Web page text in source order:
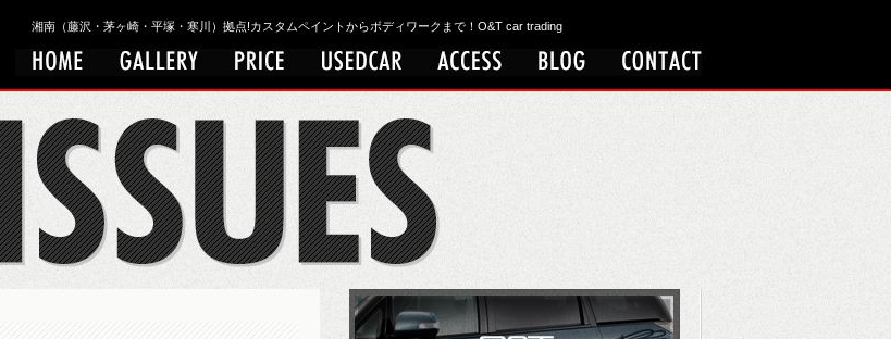
湘南（藤沢・茅ヶ崎・平塚・寒川）拠点!カスタムペイントからボディワークまで！O&T car trading